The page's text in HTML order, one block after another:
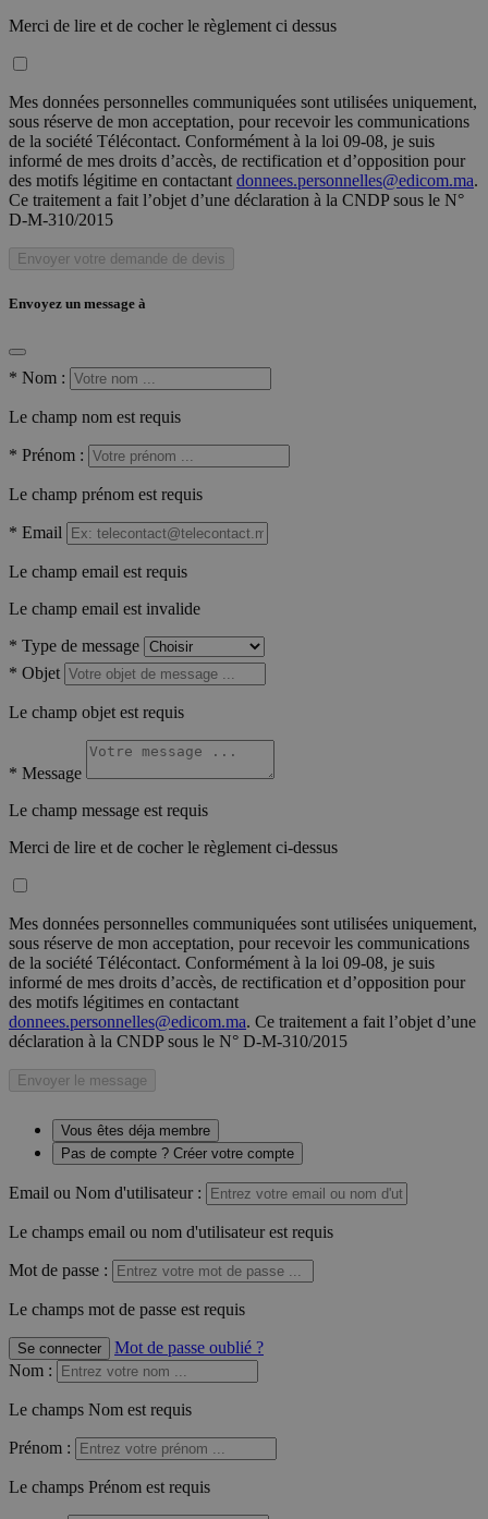
Merci de lire et de cocher le règlement ci dessus
Mes données personnelles communiquées sont utilisées uniquement,
sous réserve de mon acceptation, pour recevoir les communications
de la société Télécontact. Conformément à la loi 09-08, je suis
informé de mes droits d’accès, de rectification et d’opposition pour
des motifs légitime en contactant donnees.personnelles@edicom.ma.
Ce traitement a fait l’objet d’une déclaration à la CNDP sous le N°
D-M-310/2015
Envoyer votre demande de devis
Envoyez un message à
* Nom :
Le champ nom est requis
* Prénom :
Le champ prénom est requis
* Email
Le champ email est requis
Le champ email est invalide
* Type de message
* Objet
Le champ objet est requis
* Message
Le champ message est requis
Merci de lire et de cocher le règlement ci-dessus
Mes données personnelles communiquées sont utilisées uniquement,
sous réserve de mon acceptation, pour recevoir les communications
de la société Télécontact. Conformément à la loi 09-08, je suis
informé de mes droits d’accès, de rectification et d’opposition pour
des motifs légitimes en contactant
donnees.personnelles@edicom.ma. Ce traitement a fait l’objet d’une
déclaration à la CNDP sous le N° D-M-310/2015
Envoyer le message
Vous êtes déja membre
Pas de compte ? Créer votre compte
Email ou Nom d'utilisateur :
Le champs email ou nom d'utilisateur est requis
Mot de passe :
Le champs mot de passe est requis
Se connecter
Mot de passe oublié ?
Nom :
Le champs Nom est requis
Prénom :
Le champs Prénom est requis